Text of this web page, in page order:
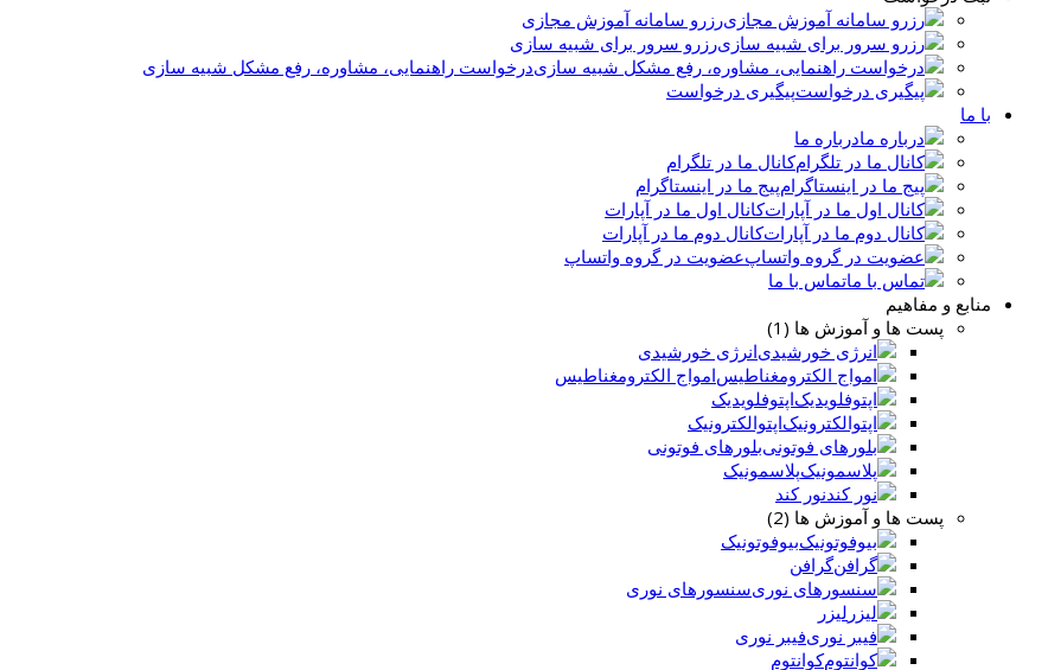
رزرو سامانه آموزش مجازی
رزرو سرور برای شبیه سازی
درخواست راهنمایی، مشاوره، رفع مشکل شبیه سازی
پیگیری درخواست
با ما
درباره ما
کانال ما در تلگرام
پیج ما در اینستاگرام
کانال اول ما در آپارات
کانال دوم ما در آپارات
عضویت در گروه واتساپ
تماس با ما
منابع و مفاهیم
پست ها و آموزش ها (1)
انرژی خورشیدی
امواج الکترومغناطیس
اپتوفلویدیک
اپتوالکترونیک
بلورهای فوتونی
پلاسمونیک
نور کند
پست ها و آموزش ها (2)
بیوفوتونیک
گرافن
سنسورهای نوری
لیزر
فیبر نوری
کوانتوم